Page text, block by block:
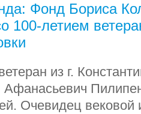
Фонд Бориса
100-летием
из г.
Очевидец вековой